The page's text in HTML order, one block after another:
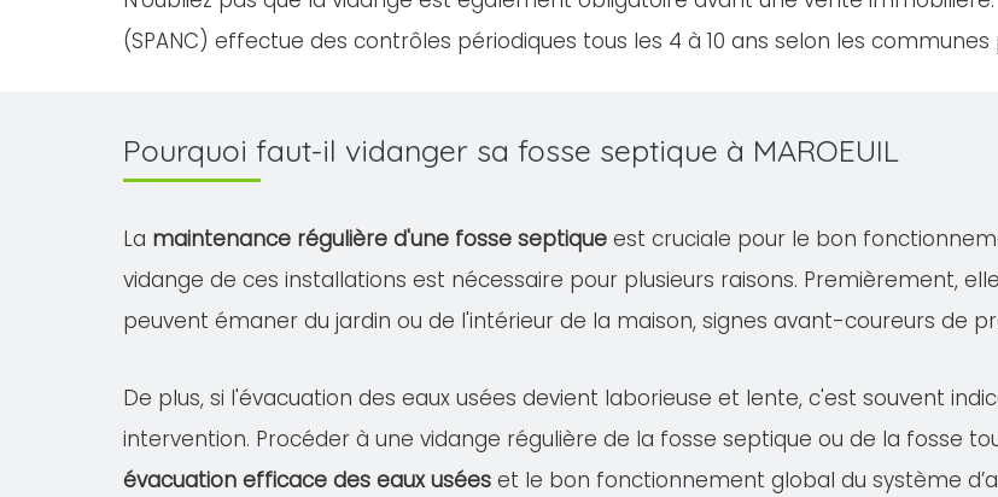
(SPANC) effectue des contrôles périodiques tous les 4 à 10 ans selon les
Pourquoi faut-il vidanger sa fosse septique à MAROEUIL
La maintenance régulière d'une fosse septique est cruciale pour le bon
vidange de ces installations est nécessaire pour plusieurs raisons. Premièrement,
peuvent émaner du jardin ou de l'intérieur de la maison, signes avant-coureurs de
De plus, si l'évacuation des eaux usées devient laborieuse et lente, c'est souvent
intervention. Procéder à une vidange régulière de la fosse septique ou de la fosse
évacuation efficace des eaux usées et le bon fonctionnement global du système